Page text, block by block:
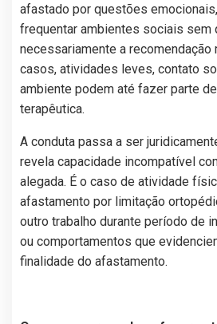
afastado por questões
frequentar ambientes sociais sem
necessariamente a recomendação
casos, atividades leves, contato
ambiente podem até fazer parte
terapêutica.
A conduta passa a ser
revela capacidade incompatível
alegada. É o caso de atividade
afastamento por limitação
outro trabalho durante período de
ou comportamentos que
finalidade do afastamento.